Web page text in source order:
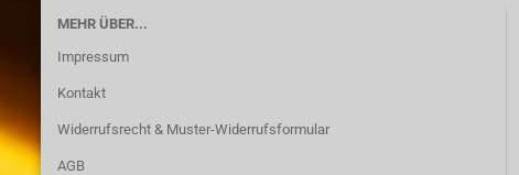
MEHR ÜBER...
Impressum
Kontakt
Widerrufsrecht & Muster-Widerrufsformular
AGB